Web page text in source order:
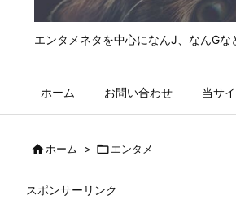
エンタメネタを中心になんJ、なんGな
ホーム お問い合わせ 当サ
ホーム > エンタメ
スポンサーリンク